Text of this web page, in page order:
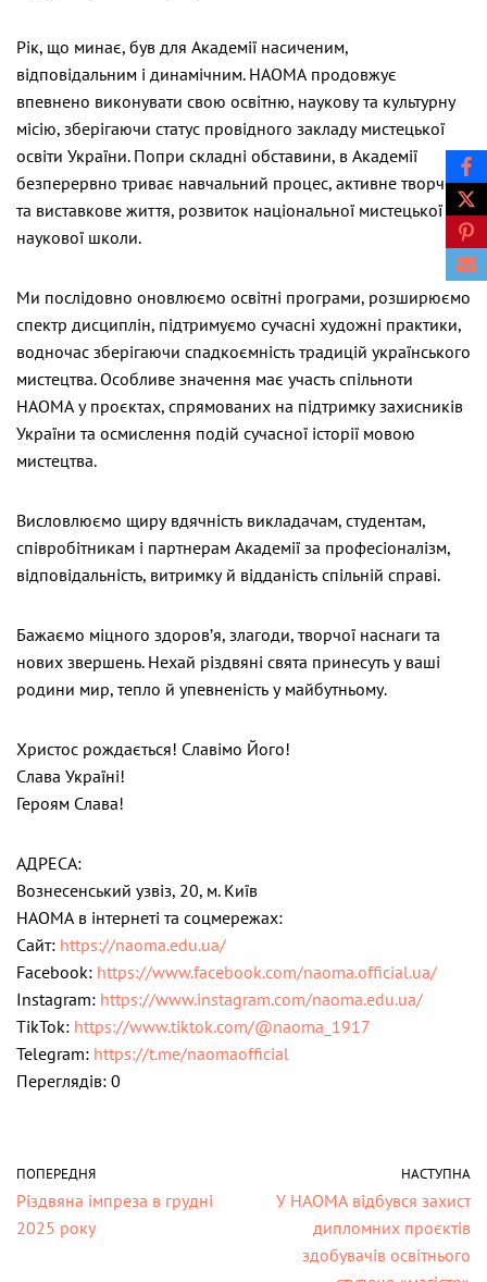
Рік, що минає, був для Академії насиченим,
відповідальним і динамічним. НАОМА продовжує
впевнено виконувати свою освітню, наукову та культурну
місію, зберігаючи статус провідного закладу мистецької
освіти України. Попри складні обставини, в Академії
безперервно триває навчальний процес, активне творче
та виставкове життя, розвиток національної мистецької й
наукової школи.
Ми послідовно оновлюємо освітні програми, розширюємо
спектр дисциплін, підтримуємо сучасні художні практики,
водночас зберігаючи спадкоємність традицій українського
мистецтва. Особливе значення має участь спільноти
НАОМА у проєктах, спрямованих на підтримку захисників
України та осмислення подій сучасної історії мовою
мистецтва.
Висловлюємо щиру вдячність викладачам, студентам,
співробітникам і партнерам Академії за професіоналізм,
відповідальність, витримку й відданість спільній справі.
Бажаємо міцного здоров’я, злагоди, творчої наснаги та
нових звершень. Нехай різдвяні свята принесуть у ваші
родини мир, тепло й упевненість у майбутньому.
Христос рождається! Славімо Його!
Слава Україні!
Героям Слава!
АДРЕСА:
Вознесенський узвіз, 20, м. Київ
НАОМА в інтернеті та соцмережах:
Сайт: https://naoma.edu.ua/
Facebook: https://www.facebook.com/naoma.official.ua/
Instagram: https://www.instagram.com/naoma.edu.ua/
TikTok: https://www.tiktok.com/@naoma_1917
Telegram: https://t.me/naomaofficial
Переглядів: 0
ПОПЕРЕДНЯ
Різдвяна імпреза в грудні
2025 року
НАСТУПНА
У НАОМА відбувся захист
дипломних проєктів
здобувачів освітнього